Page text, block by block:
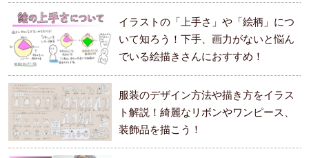
イラストの「上手さ」や「絵柄」につ
いて知ろう！下手、画力がないと悩ん
でいる絵描きさんにおすすめ！
服装のデザイン方法や描き方をイラス
ト解説！綺麗なリボンやワンピース、
装飾品を描こう！